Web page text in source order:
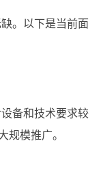
。以下是当前面
备和技术要求较
规模推广。